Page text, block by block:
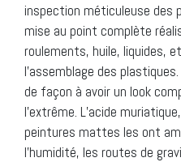
inspection méticuleuse
mise au point complète
roulements, huile, liquides,
l’assemblage des
de façon à avoir un look
l’extrême. L’acide
peintures mattes les ont
l’humidité, les routes de